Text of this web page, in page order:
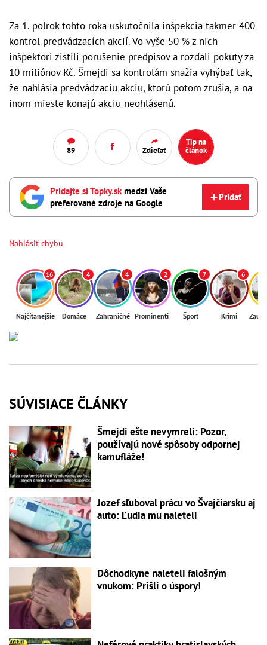
Za 1. polrok tohto roka uskutočnila inšpekcia takmer 400
kontrol predvádzacích akcií. Vo vyše 50 % z nich
inšpektori zistili porušenie predpisov a rozdali pokuty za
10 miliónov Kč. Šmejdi sa kontrolám snažia vyhýbať tak,
že nahlásia predvádzaciu akciu, ktorú potom zrušia, a na
inom mieste konajú akciu neohlásenú.
89 Zdieľať
Tip na
článok
Pridajte si Topky.sk medzi Vaše
preferované zdroje na Google
Pridať
Nahlásiť chybu
16
Najčítanejšie
4
Domáce
4
Zahraničné
2
Prominenti
7
Šport
6
Krimi
SÚVISIACE ČLÁNKY
Šmejdi ešte nevymreli: Pozor,
používajú nové spôsoby odpornej
kamufláže!
Jozef sľuboval prácu vo Švajčiarsku aj
auto: Ľudia mu naleteli
Dôchodkyne naleteli falošným
vnukom: Prišli o úspory!